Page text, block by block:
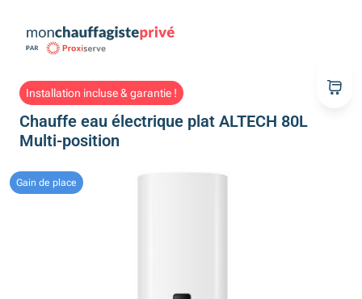
Installation incluse & garantie !
Chauffe eau électrique plat ALTECH 80L
Multi-position
Gain de place